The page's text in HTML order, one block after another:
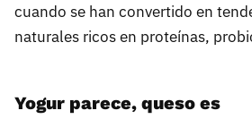
cuando se han convertido en
naturales ricos en proteínas,
Yogur parece, queso es